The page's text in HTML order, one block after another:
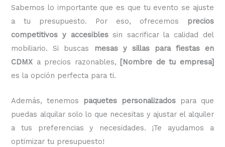
Sabemos lo importante que es que tu evento se ajuste
a tu presupuesto. Por eso, ofrecemos
precios
competitivos y accesiblessin sacrificar la calidad del
mobiliario. Si buscas
mesas y sillas para fiestas en
CDMX a precios razonables, [Nombre de tu empresa]
es la opción perfecta para ti.
Además, tenemos paquetes personalizadospara que
puedas alquilar solo lo que necesitas y ajustar el alquiler
a tus preferencias y necesidades. ¡Te ayudamos a
optimizar tu presupuesto!